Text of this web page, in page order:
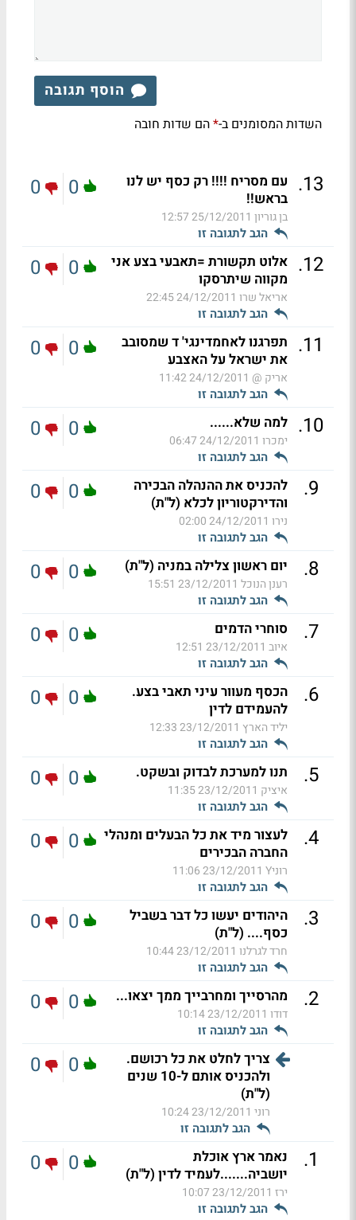
הוסף תגובה
השדות המסומנים ב-*הם שדות חובה
13
. עם מסריח !!!! רק כסף יש לנו
בראש!!
בן גוריון 25/12/2011 12:57
הגב לתגובה זו
0
0
12
. אלוט תקשורת =תאבעי בצע אני
מקווה שיתרסקו
אריאל שרו 24/12/2011 22:45
הגב לתגובה זו
0
0
11
. תפרגנו לאחמדינגי' ד שמסובב
את ישראל על האצבע
אריק @ 24/12/2011 11:42
הגב לתגובה זו
0
0
10
. למה שלא......
ימכרו 24/12/2011 06:47
הגב לתגובה זו
0
0
9
.
להכניס את ההנהלה הבכירה
והדירקטוריון לכלא (ל"ת)
נירו 24/12/2011 02:00
הגב לתגובה זו
0
0
8
. יום ראשון צלילה במניה (ל"ת)
רענן הנוכל 23/12/2011 15:51
הגב לתגובה זו
0
0
7
. סוחרי הדמים
איוב 23/12/2011 12:51
הגב לתגובה זו
0
0
6
.
הכסף מעוור עיני תאבי בצע.
להעמידם לדין
יליד הארץ 23/12/2011 12:33
הגב לתגובה זו
0
0
5
. תנו למערכת לבדוק ובשקט.
איציק 23/12/2011 11:35
הגב לתגובה זו
0
0
4
.
לעצור מיד את כל הבעלים ומנהלי
החברה הבכירים
רוניY 23/12/2011 11:06
הגב לתגובה זו
0
0
3
.
היהודים יעשו כל דבר בשביל
כסף.... (ל"ת)
חרד לגרלנו 23/12/2011 10:44
הגב לתגובה זו
0
0
2
. מהרסייך ומחרבייך ממך יצאו...
דודו 23/12/2011 10:14
הגב לתגובה זו
0
0
צריך לחלט את כל רכושם.
ולהכניס אותם ל-10 שנים
(ל"ת)
רוני 23/12/2011 10:24
הגב לתגובה זו
0
0
1
.
נאמר ארץ אוכלת
יושביה.......לעמיד לדין (ל"ת)
ירז 23/12/2011 10:07
הגב לתגובה זו
0
0